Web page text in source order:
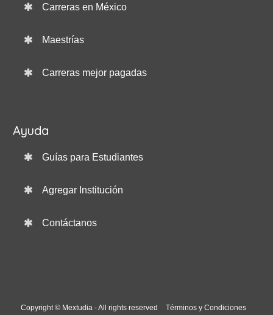
Carreras en México
Maestrías
Carreras mejor pagadas
Ayuda
Guías para Estudiantes
Agregar Institución
Contáctanos
Copyright © Mextudia - All rights reserved Términos y Condiciones